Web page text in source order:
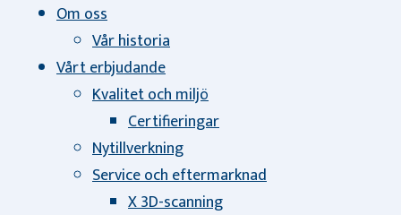
Om oss
Vår historia
Vårt erbjudande
Kvalitet och miljö
Certifieringar
Nytillverkning
Service och eftermarknad
X 3D-scanning